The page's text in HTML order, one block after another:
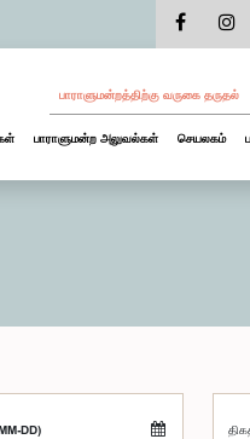
பாராளுமன்றத்திற்கு வருகை தருதல்
பாராளுமன்ற அலுவல்கள் செயலகம்
DD)